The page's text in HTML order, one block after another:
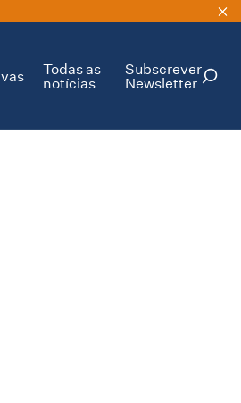
Todas as
notícias
Subscrever
Newsletter